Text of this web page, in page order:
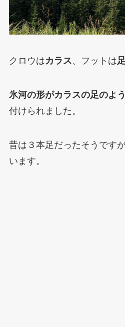
クロウはカラス、フットは
氷河の形がカラスの足のよ
付けられました。
昔は３本足だったそうです
います。